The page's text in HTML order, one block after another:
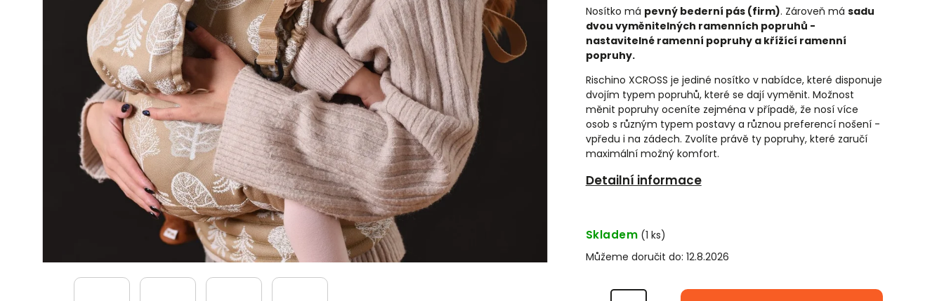
Nosítko má pevný bederní pás (firm). Zároveň má sadu
dvou vyměnitelných ramenních popruhů -
nastavitelné ramenní popruhy a křížící ramenní
popruhy.
Rischino XCROSS je jediné nosítko v nabídce, které disponuje
dvojím typem popruhů, které se dají vyměnit. Možnost
měnit popruhy oceníte zejména v případě, že nosí více
osob s různým typem postavy a různou preferencí nošení -
vpředu i na zádech. Zvolíte právě ty popruhy, které zaručí
maximální možný komfort.
Detailní informace
Skladem (1 ks)
Můžeme doručit do: 12.8.2026